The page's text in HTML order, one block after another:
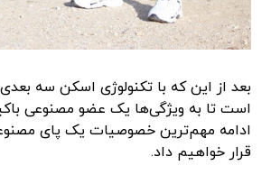
بعد از این که با تکنولوژی اسکن سه
است تا به ویژگی‌ها یک عضو مصنوعی
ادامه مهم‌ترین خصوصیات یک پای
قرار خواهیم داد.